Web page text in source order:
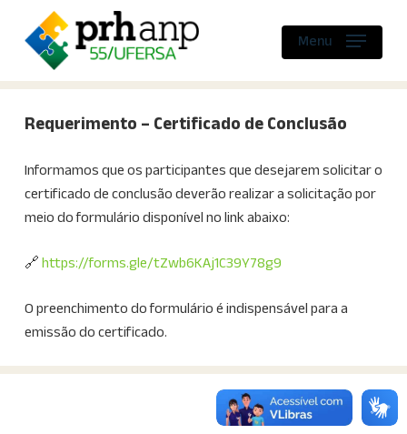
content
Menu
Requerimento – Certificado de Conclusão
Informamos que os participantes que desejarem solicitar o
certificado de conclusão deverão realizar a solicitação por
meio do formulário disponível no link abaixo:
🔗 https://forms.gle/tZwb6KAj1C39Y78g9
O preenchimento do formulário é indispensável para a
emissão do certificado.